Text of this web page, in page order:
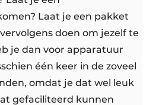
Laat je een pakket
doen om jezelf te
je dan voor apparatuur
één keer in de zoveel
omdat je dat wel leuk
gefaciliteerd kunnen